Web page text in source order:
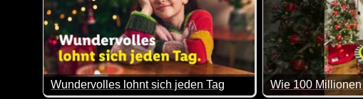
Wundervolles lohnt sich jeden Tag